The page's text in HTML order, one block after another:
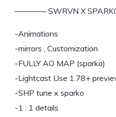
———— SWRVN X
-Animations
-mirrors , Customization
-FULLY AO MAP (sparko)
-Lightcast Use 1.78+
-SHP tune x sparko
-1 : 1 details